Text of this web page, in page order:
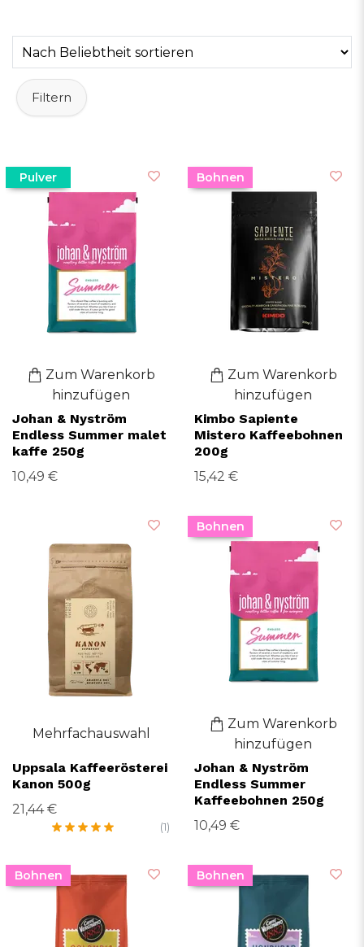
neuen Spezialitätenkaffeeproduzenten in
Schweden.
Filtern
Pulver
Zum Warenkorb
hinzufügen
Johan & Nyström
Endless Summer malet
kaffe 250g
10,49 €
Bohnen
Zum Warenkorb
hinzufügen
Kimbo Sapiente
Mistero Kaffeebohnen
200g
15,42 €
Mehrfachauswahl
Uppsala Kaffeerösterei
Kanon 500g
21,44 €
(1)
Bohnen
Zum Warenkorb
hinzufügen
Johan & Nyström
Endless Summer
Kaffeebohnen 250g
10,49 €
Bohnen Bohnen